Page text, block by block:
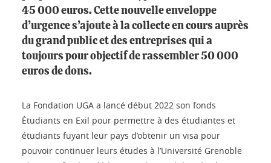
45 000 euros. Cette nouvelle enveloppe
d’urgence s’ajoute à la collecte en cours auprès
du grand public et des entreprises qui a
toujours pour objectif de rassembler 50 000
euros de dons.
La Fondation UGA a lancé début 2022 son fonds
Étudiants en Exil pour permettre à des étudiantes et
étudiants fuyant leur pays d’obtenir un visa pour
pouvoir continuer leurs études à l’Université Grenoble